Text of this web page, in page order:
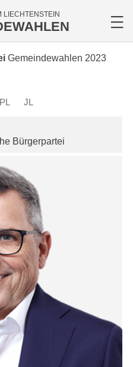
LIECHTENSTEIN
Gemeindewahlen 2023
JL
Bürgerpartei